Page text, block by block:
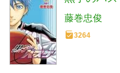
藤巻忠俊
3264